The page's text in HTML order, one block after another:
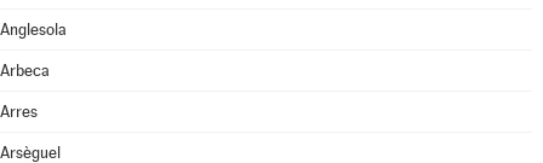
Anglesola
Arbeca
Arres
Arsèguel